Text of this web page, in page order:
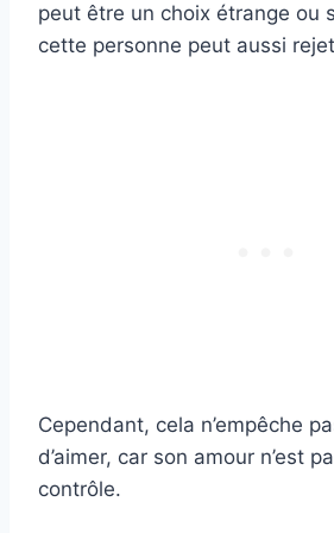
peut être un choix étrange ou
cette personne peut aussi
Cependant, cela n’empêche
d’aimer, car son amour n’est
contrôle.